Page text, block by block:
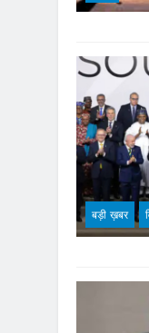
बड़ी ख़बर